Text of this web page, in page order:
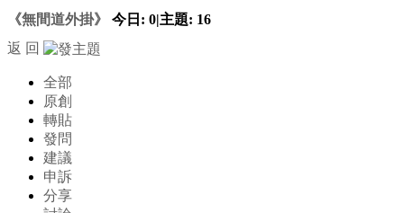
《無間道外掛》
今日: 0|主題: 16
返 回
全部
原創
轉貼
發問
建議
申訴
分享